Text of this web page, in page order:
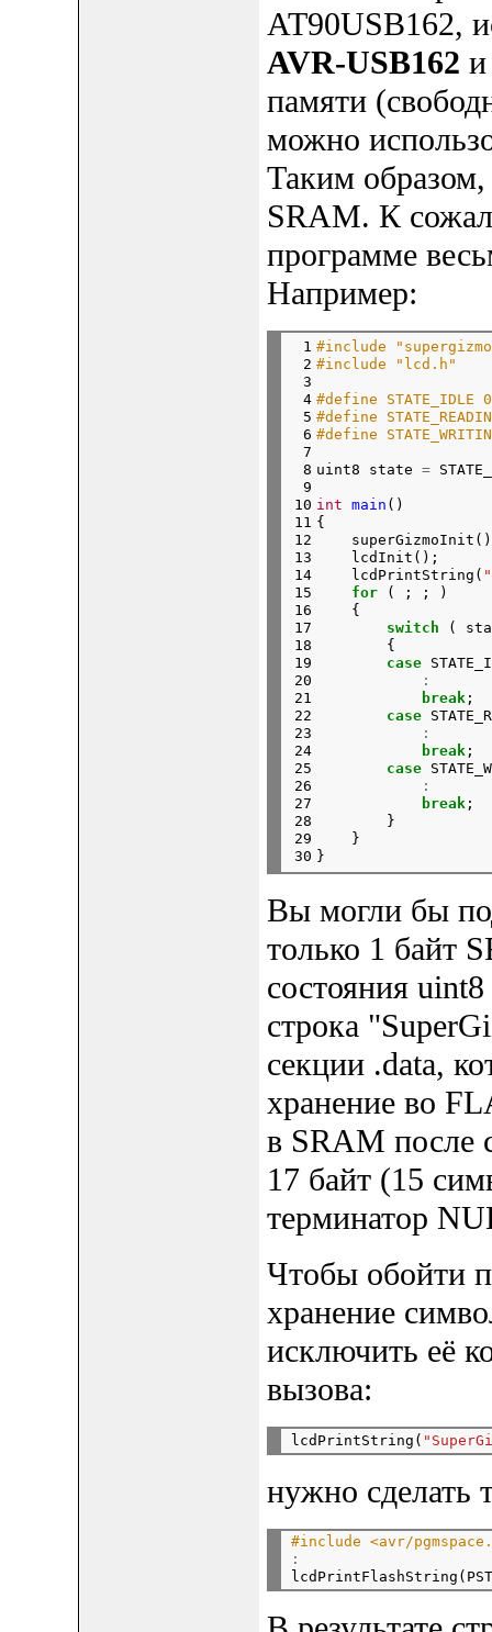
AT90USB162,
AVR-USB162
памяти
можно
Таким
SRAM. К
программе
Например:
1
2
3
4
5
6
7
8
9
10
11
12
13
14
15
16
17
18
19
20
21
22
23
24
25
26
27
28
29
30
#include
#include "lcd.h"
#define STATE_IDLE 0
#define
#define
uint8 state =
int main ()
{
    lcdInit();
    lcdPrintString(
for ( ; ; )
    {
switch (
        {
case
:
break;
case
:
break;
case
:
break;
        }
    }
Вы могли бы
только 1 байт
состояния
строка
секции .data,
хранение во
в SRAM после
17 байт (15
терминатор
Чтобы обойти
хранение
исключить её
вызова:
lcdPrintString(
нужно сделать
#include <avr/
: